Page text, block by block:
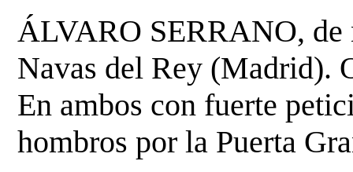
ÁLVARO SERRANO, de
Navas del Rey (Madrid).
En ambos con fuerte
hombros por la Puerta